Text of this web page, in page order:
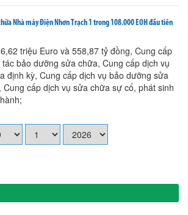
Nhà máy Điện Nhơn Trạch 1 trong 108.000 EOH đầu tiên
triệu Euro và 558,87 tỷ đồng, Cung cấp
bảo dưỡng sửa chữa, Cung cấp dịch vụ
định kỳ, Cung cấp dịch vụ bảo dưỡng sửa
cấp dịch vụ sửa chữa sự cố, phát sinh